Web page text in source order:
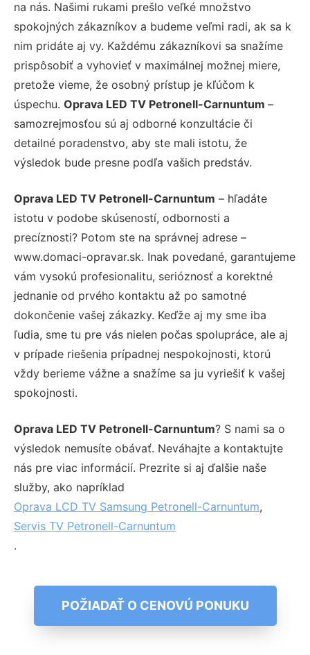
na nás. Našimi rukami prešlo veľké množstvo
spokojných zákazníkov a budeme veľmi radi, ak sa k
nim pridáte aj vy. Každému zákazníkovi sa snažíme
prispôsobiť a vyhovieť v maximálnej možnej miere,
pretože vieme, že osobný prístup je kľúčom k
úspechu. Oprava LED TV Petronell-Carnuntum –
samozrejmosťou sú aj odborné konzultácie či
detailné poradenstvo, aby ste mali istotu, že
výsledok bude presne podľa vašich predstáv.
Oprava LED TV Petronell-Carnuntum – hľadáte
istotu v podobe skúseností, odbornosti a
precíznosti? Potom ste na správnej adrese –
www.domaci-opravar.sk. Inak povedané, garantujeme
vám vysokú profesionalitu, serióznosť a korektné
jednanie od prvého kontaktu až po samotné
dokončenie vašej zákazky. Keďže aj my sme iba
ľudia, sme tu pre vás nielen počas spolupráce, ale aj
v prípade riešenia prípadnej nespokojnosti, ktorú
vždy berieme vážne a snažíme sa ju vyriešiť k vašej
spokojnosti.
Oprava LED TV Petronell-Carnuntum? S nami sa o
výsledok nemusíte obávať. Neváhajte a kontaktujte
nás pre viac informácií. Prezrite si aj ďalšie naše
služby, ako napríklad
Oprava LCD TV Samsung Petronell-Carnuntum,
Servis TV Petronell-Carnuntum
.
POŽIADAŤ O CENOVÚ PONUKU